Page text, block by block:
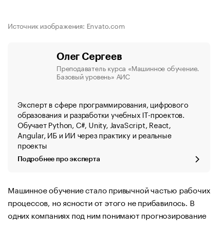
Источник изображения: Envato.com
Олег Сергеев
Преподаватель курса «Машинное обучение.
Базовый уровень» АИС
Эксперт в сфере программирования, цифрового
образования и разработки учебных IT-проектов.
Обучает Python, C#, Unity, JavaScript, React,
Angular, ИБ и ИИ через практику и реальные
проекты
Подробнее про эксперта
Машинное обучение стало привычной частью рабочих
процессов, но ясности от этого не прибавилось. В
одних компаниях под ним понимают прогнозирование